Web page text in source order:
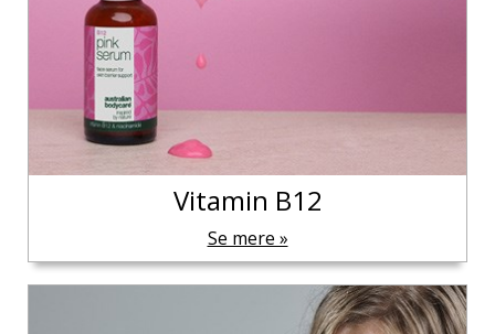
Vitamin B12
Se mere »